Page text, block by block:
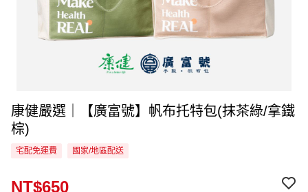
康健嚴選｜【廣富號】帆布托特包(抹茶綠/拿鐵
棕)
宅配免運費 國家/地區配送
NT$650